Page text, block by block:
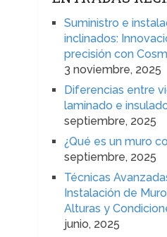
Suministro e
inclinados:
precisión con
3 noviembre, 2025
Diferencias entre
laminado e
septiembre, 2025
¿Qué es un muro
septiembre, 2025
Técnicas
Instalación de
Alturas y
junio, 2025